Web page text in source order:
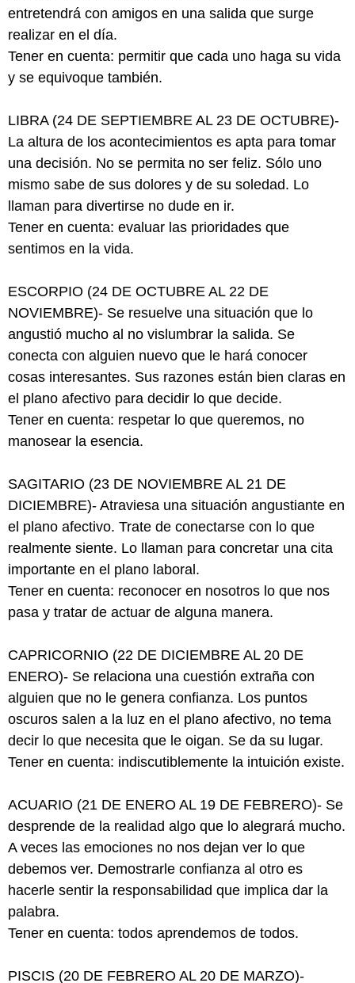
entretendrá con amigos en una salida que surge
realizar en el día.
Tener en cuenta: permitir que cada uno haga su vida
y se equivoque también.
LIBRA (24 DE SEPTIEMBRE AL 23 DE OCTUBRE)-
La altura de los acontecimientos es apta para tomar
una decisión. No se permita no ser feliz. Sólo uno
mismo sabe de sus dolores y de su soledad. Lo
llaman para divertirse no dude en ir.
Tener en cuenta: evaluar las prioridades que
sentimos en la vida.
ESCORPIO (24 DE OCTUBRE AL 22 DE
NOVIEMBRE)- Se resuelve una situación que lo
angustió mucho al no vislumbrar la salida. Se
conecta con alguien nuevo que le hará conocer
cosas interesantes. Sus razones están bien claras en
el plano afectivo para decidir lo que decide.
Tener en cuenta: respetar lo que queremos, no
manosear la esencia.
SAGITARIO (23 DE NOVIEMBRE AL 21 DE
DICIEMBRE)- Atraviesa una situación angustiante en
el plano afectivo. Trate de conectarse con lo que
realmente siente. Lo llaman para concretar una cita
importante en el plano laboral.
Tener en cuenta: reconocer en nosotros lo que nos
pasa y tratar de actuar de alguna manera.
CAPRICORNIO (22 DE DICIEMBRE AL 20 DE
ENERO)- Se relaciona una cuestión extraña con
alguien que no le genera confianza. Los puntos
oscuros salen a la luz en el plano afectivo, no tema
decir lo que necesita que le oigan. Se da su lugar.
Tener en cuenta: indiscutiblemente la intuición existe.
ACUARIO (21 DE ENERO AL 19 DE FEBRERO)- Se
desprende de la realidad algo que lo alegrará mucho.
A veces las emociones no nos dejan ver lo que
debemos ver. Demostrarle confianza al otro es
hacerle sentir la responsabilidad que implica dar la
palabra.
Tener en cuenta: todos aprendemos de todos.
PISCIS (20 DE FEBRERO AL 20 DE MARZO)-